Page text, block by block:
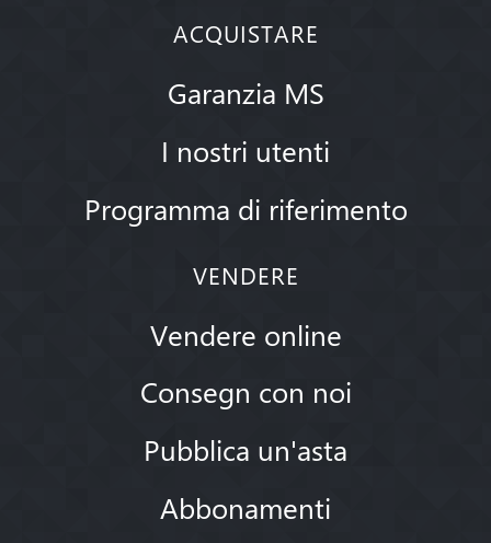
ACQUISTARE
Garanzia MS
I nostri utenti
Programma di riferimento
VENDERE
Vendere online
Consegn con noi
Pubblica un'asta
Abbonamenti